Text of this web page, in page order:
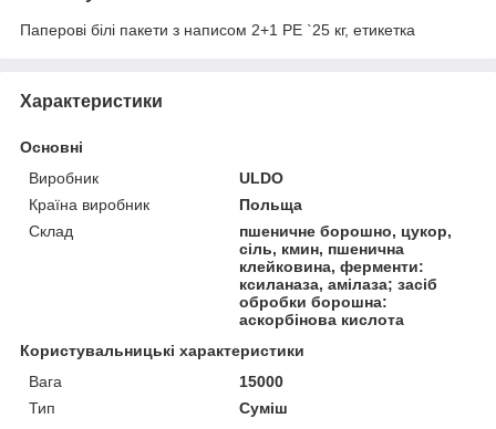
Паперові білі пакети з написом 2+1 PE `25 кг, етикетка
Характеристики
Основні
Виробник
ULDO
Країна виробник
Польща
Склад
пшеничне борошно, цукор,
сіль, кмин, пшенична
клейковина, ферменти:
ксиланаза, амілаза; засіб
обробки борошна:
аскорбінова кислота
Користувальницькі характеристики
Вага
15000
Тип
Суміш